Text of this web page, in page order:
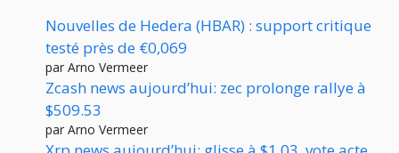
Nouvelles de Hedera (HBAR) : support critique
testé près de €0,069
par Arno Vermeer
Zcash news aujourd’hui: zec prolonge rallye à
$509.53
par Arno Vermeer